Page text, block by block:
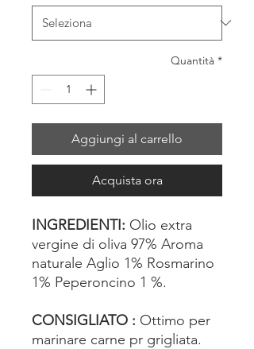
Quantità *
Aggiungi al carrello
Acquista ora
INGREDIENTI: Olio extra
vergine di oliva 97% Aroma
naturale Aglio 1% Rosmarino
1% Peperoncino 1 %.
CONSIGLIATO : Ottimo per
marinare carne pr grigliata.